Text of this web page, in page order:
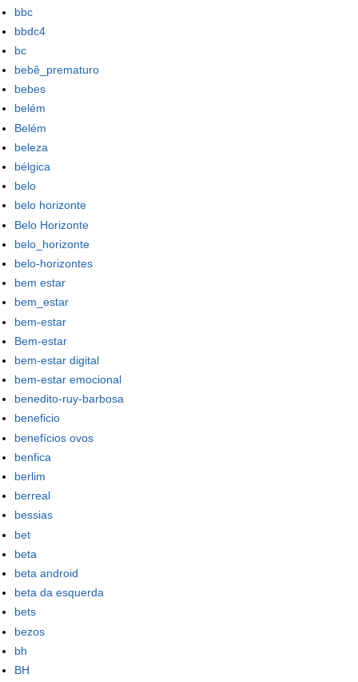
bbc
bbdc4
bc
bebê_prematuro
bebes
belém
Belém
beleza
bélgica
belo
belo horizonte
Belo Horizonte
belo_horizonte
belo-horizontes
bem estar
bem_estar
bem-estar
Bem-estar
bem-estar digital
bem-estar emocional
benedito-ruy-barbosa
beneficio
benefícios ovos
benfica
berlim
berreal
bessias
bet
beta
beta android
beta da esquerda
bets
bezos
bh
BH